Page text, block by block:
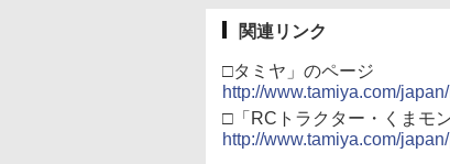
関連リンク
□タミヤ」のページ
http://www.tamiya.com/
□「RCトラクター・くまモ
http://www.tamiya.com/